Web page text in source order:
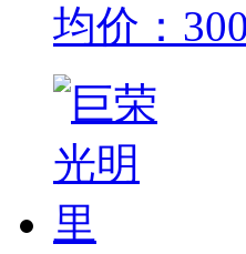
均价：